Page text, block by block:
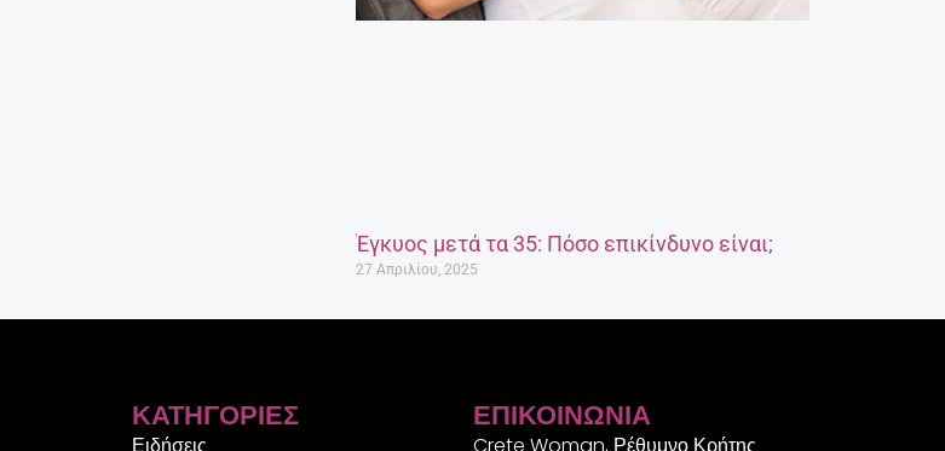
Έγκυος μετά τα 35: Πόσο επικίνδυνο είναι;
27 Απριλίου, 2025
ΚΑΤΗΓΟΡΊΕΣ ΕΠΙΚΟΙΝΩΝΊΑ